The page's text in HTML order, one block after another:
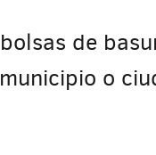
de
o